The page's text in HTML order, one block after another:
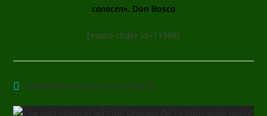
conocen». Don Bosco
[espro-slider id=11968]
TAMBIÉN PODRÍA GUSTARTE